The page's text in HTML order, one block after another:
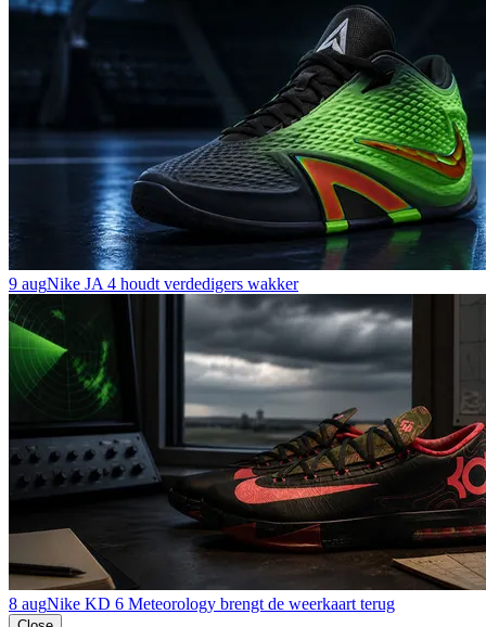
9 augNike JA 4 houdt verdedigers wakker
8 augNike KD 6 Meteorology brengt de weerkaart terug